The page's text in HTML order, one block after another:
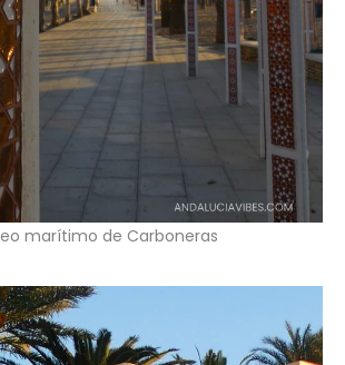
marítimo de Carboneras